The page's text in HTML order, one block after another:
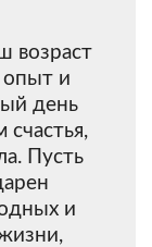
возраст
опыт и
день
Пусть
и